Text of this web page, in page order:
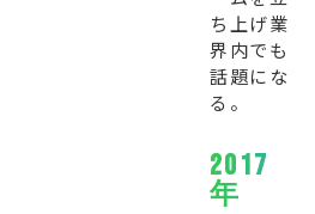
ち上げ業
界内でも
話題にな
る。
2017
年